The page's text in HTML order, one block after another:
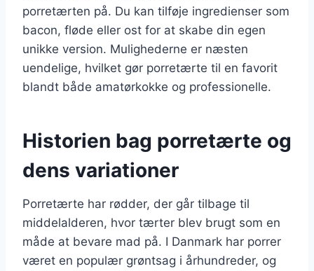
porretærten på. Du kan tilføje ingredienser som
bacon, fløde eller ost for at skabe din egen
unikke version. Mulighederne er næsten
uendelige, hvilket gør porretærte til en favorit
blandt både amatørkokke og professionelle.
Historien bag porretærte og
dens variationer
Porretærte har rødder, der går tilbage til
middelalderen, hvor tærter blev brugt som en
måde at bevare mad på. I Danmark har porrer
været en populær grøntsag i århundreder, og